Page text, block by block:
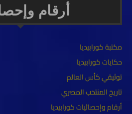
أرقام
مكتبة كورابيديا
حكايات كورابيديا
توثيقي كأس العالم
تاريخ المنتخب المصري
أرقام وإحصائيات كورابيديا